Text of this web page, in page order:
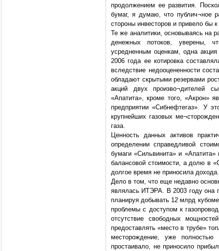
продолжением ее развития.
бумаг, я думаю, что публич¬ное
стороны инвесторов и привело бы
Те же аналитики, основываясь на
денежных потоков, уверены,
усредненным оценкам, одна
2006 года ее котировка
вследствие недооцененности
обладают скрытыми резервами
акций двух произво¬дителей
«Апатита», кроме того, «Акрон»
предприятии «Сибнефтегаз». У
крупнейших газовых
газа.
Ценность данных активов
определении справедливой
бумаги «Сильвинита» и
балансовой стоимости, а долю в
долгое время не приносила дохода.
Дело в том, что еще недавно
являлась ИТЭРА. В 2003 году она
планируя добывать 12 млрд
проблемы с доступом к
отсутствие свободных
предоставлять «место в трубе»
месторождение, уже
простаивало, не приносило